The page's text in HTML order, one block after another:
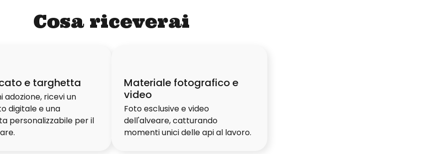
Cosa riceverai
e targhetta
adozione, ricevi un
digitale e una
personalizzabile per il
Materiale fotografico e
video
Foto esclusive e video
dell'alveare, catturando
momenti unici delle api al lavoro.